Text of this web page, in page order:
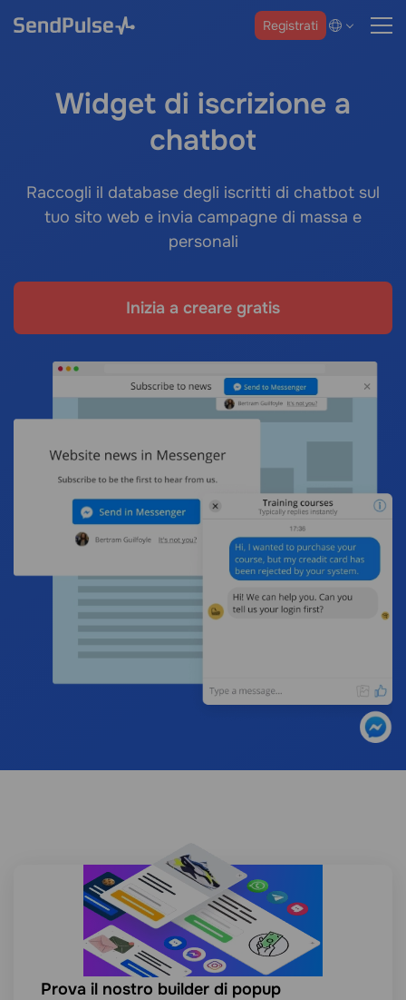
Registrati
Widget di iscrizione a
chatbot
Raccogli il database degli iscritti di chatbot sul
tuo sito web e invia campagne di massa e
personali
Inizia a creare gratis
Prova il nostro builder di popup